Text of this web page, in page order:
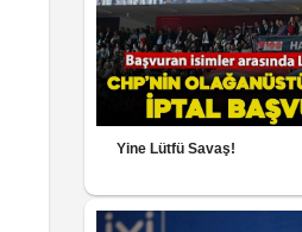
Yine Lütfü Savaş!